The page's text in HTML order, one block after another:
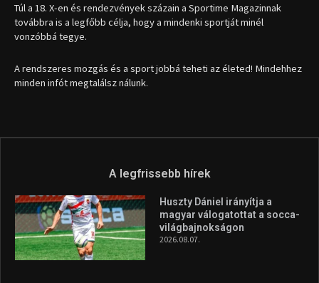
Túl a 18. X-en és rendezvények százain a Sportime Magazinnak
továbbra is a legfőbb célja, hogy a mindenki sportját minél
vonzóbbá tegye.
A rendszeres mozgás és a sport jobbá teheti az életed! Mindehhez
minden infót megtalálsz nálunk.
A legfrissebb hírek
Huszty Dániel irányítja a
magyar válogatottat a socca-
világbajnokságon
2026.08.07.